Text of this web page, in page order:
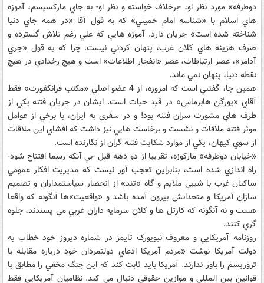
دوطرفه» مورد نظر او، -برخلاف خواسته و نظر او- به جاي مارکسيسم، آموزه
هاي اسلام با «شناسه امام خميني» که به قول آقا «در همه جاي دنيا
شناخته شده است» جريان دارد. آموزه هايي که علي رغم تلاش گسترده و
صرف هزينه هاي کلان غرب، پنهان کردني نيست. چرا که به قول «جري
آدامز»، عصر ارتباطات، عصر «انفجار اطلاعات» است و هيچ رخدادي در هيچ
نقطه دنيا، پنهان نمي ماند.
همين جا، گفتني است که امروزه، از 4 عضو اصلي «مکتب فرانکفورت» فقط
آقاي «يورگن هابرماس» در قيد حيات است. ايشان در جريان فتنه يکي از
طرف هاي مشورت سران فتنه بود! و در سفري به ايران، با برخي از عوامل
موثر فتنه ملاقات و نشست و برخاست هايي نيز داشت که افشاي اين ملاقات
از سوي کيهان، يکي از موارد شکايت فتنه گران از نگارنده است.
«خيابان دوطرفه» مارکوزه، تقريبا از دو دهه قبل -بي آنکه رسما افتتاح شود-
راه اندازي شده است، بنابراين تعجب آور نيست که مديريت افکار عمومي
ساکنان غرب با شيبي ملايم و گاه «تند» از انحصار سياستمداران و تصميم
سازان آمريکا و متحدانش بيرون آمده باشد و «واقعيت»ها آنگونه که واقعا
هست و نه آنگونه که کارتل ها و کلان سرمايه داران غربي مي پسندند، جلوه
گري کنند.
روزنامه آمريکايي و معروف نيويورک تايمز در شماره ديروز خود خطاب به
دولت آمريکا نوشت «مردم آمريکا ادعاي دولتمردان خود درباره مقابله با
تروريسم را باور ندارند. آمريکا بايد ثابت کند که اين جنگ مخفي را مطابق با
قوانين بين المللي و موازين حقوقي دنبال مي کند. نظاميان آمريکايي فقط